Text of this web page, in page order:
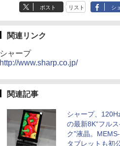
ポスト リスト シ
関連リンク
シャープ
http://www.sharp.co.jp/
関連記事
シャープ、
の最新8K“フルス
ク”液晶。
タブレットも初